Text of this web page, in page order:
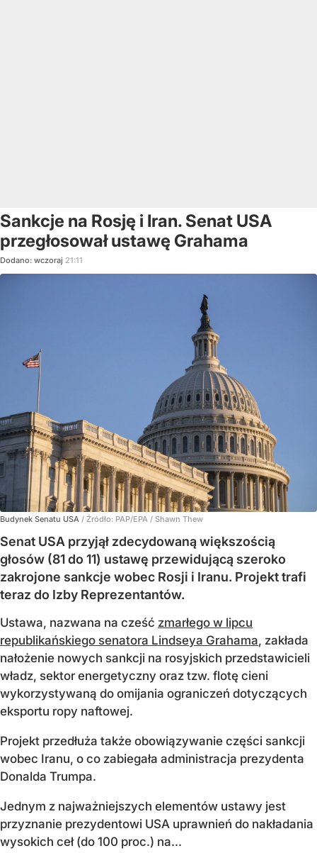
Sankcje na Rosję i Iran. Senat USA
przegłosował ustawę Grahama
Dodano: wczoraj 21:11
Budynek Senatu USA / Źródło: PAP/EPA / Shawn Thew
Senat USA przyjął zdecydowaną większością
głosów (81 do 11) ustawę przewidującą szeroko
zakrojone sankcje wobec Rosji i Iranu. Projekt trafi
teraz do Izby Reprezentantów.
Ustawa, nazwana na cześć zmarłego w lipcu
republikańskiego senatora Lindseya Grahama, zakłada
nałożenie nowych sankcji na rosyjskich przedstawicieli
władz, sektor energetyczny oraz tzw. flotę cieni
wykorzystywaną do omijania ograniczeń dotyczących
eksportu ropy naftowej.
Projekt przedłuża także obowiązywanie części sankcji
wobec Iranu, o co zabiegała administracja prezydenta
Donalda Trumpa.
Jednym z najważniejszych elementów ustawy jest
przyznanie prezydentowi USA uprawnień do nakładania
wysokich ceł (do 100 proc.) na...